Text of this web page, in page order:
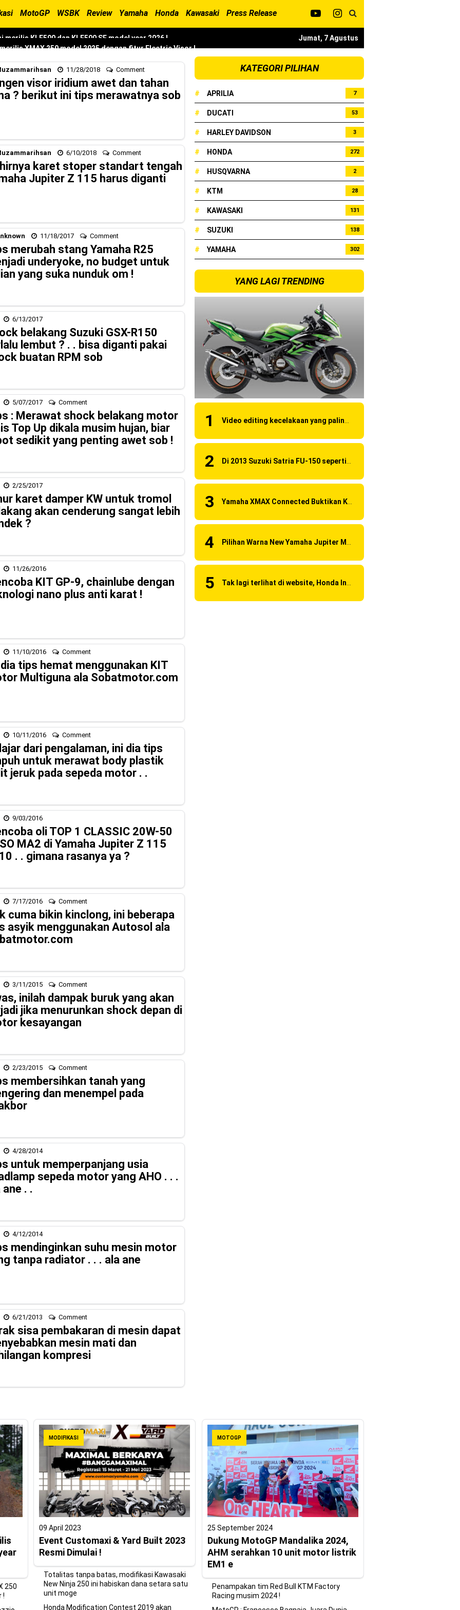
MotoGP WSBK Review Yamaha Honda Kawasaki Press Release
XMAX 250 model 2025 dengan fitur Electric Visor !
Grand Prix 2025 di menangkan oleh Robet B Simanullang dari kota
Prix Digelar, Lebih Dari 2 Dekade Komitmen Yamaha Cetak Teknisi
Beat 2025, warna lebih mewah !
Tangguh dan Fresh Siap Jelajah Petualangan Tanpa Batas
resmi dirilis untuk skutik Blue Core 125cc dengan mobilitas tinggi
Baru Fazzio Hybrid yang lebih Eye Catchy & Kece Abis
! Yamaha Indonesia Resmi perkenalkan Aerox Alpha 155 Turbo !
lahir, Aerox Turbo hanya tinggal menunggu waktu ?
New CBR 1000RR-R Fireblade 2025, harganya mantap !
2024, AHM serahkan 10 unit motor listrik EM1 e
Nmax 155 Turbo
Yamaha resmi merilis YZF-R1 dan YZF-R1M model 2025 !
Ninja ZX-25RR KRT Edition 2025
RC R, jagoan baru dari KTM !
2024, makin sangar !
Factory Racing musim 2024 !
Juara Dunia MotoGP musim 2023 !
2023 Anniversary Edition !
berhasil juara pertama dan perdana di tim LCR Honda !
R, Para Bikers Menikmati Indahnya Sore di Kota Medan
ZX-4RR 2023 yang cuma ada 2 dikota Medan !
2023 Resmi Dimulai !
KLE500 dan KLE500 SE model year 2026 !
Jumat, 7 Agustus
11/28/2018 Comment
visor iridium awet dan tahan
? berikut ini tips merawatnya sob
6/10/2018 Comment
karet stoper standart tengah
Jupiter Z 115 harus diganti
11/18/2017 Comment
merubah stang Yamaha R25
underyoke, no budget untuk
yang suka nunduk om !
6/13/2017
belakang Suzuki GSX-R150
lembut ? . . bisa diganti pakai
buatan RPM sob
5/07/2017 Comment
: Merawat shock belakang motor
Top Up dikala musim hujan, biar
sedikit yang penting awet sob !
2/25/2017
karet damper KW untuk tromol
akan cenderung sangat lebih
?
11/26/2016
KIT GP-9, chainlube dengan
nano plus anti karat !
11/10/2016 Comment
tips hemat menggunakan KIT
Multiguna ala Sobatmotor.com
10/11/2016 Comment
dari pengalaman, ini dia tips
untuk merawat body plastik
jeruk pada sepeda motor . .
9/03/2016
oli TOP 1 CLASSIC 20W-50
MA2 di Yamaha Jupiter Z 115
. . gimana rasanya ya ?
7/17/2016 Comment
cuma bikin kinclong, ini beberapa
asyik menggunakan Autosol ala
3/11/2015 Comment
inilah dampak buruk yang akan
jika menurunkan shock depan di
kesayangan
2/23/2015 Comment
membersihkan tanah yang
dan menempel pada
4/28/2014
untuk memperpanjang usia
sepeda motor yang AHO . . .
ane . .
4/12/2014
mendinginkan suhu mesin motor
tanpa radiator . . . ala ane
6/21/2013 Comment
sisa pembakaran di mesin dapat
mesin mati dan
kompresi
KATEGORI PILIHAN
# APRILIA 7
# DUCATI 53
# HARLEY DAVIDSON 3
# HONDA 272
# HUSQVARNA 2
# KTM 28
# KAWASAKI 131
# SUZUKI 138
# YAMAHA 302
YANG LAGI TRENDING
250
!
MODIFIKASI
09 April 2023
Event Customaxi & Yard Built 2023
Resmi Dimulai !
Totalitas tanpa batas, modifikasi Kawasaki
New Ninja 250 ini habiskan dana setara satu
unit moge
Honda Modification Contest 2019 akan
MOTOGP
25 September 2024
Dukung MotoGP Mandalika 2024,
AHM serahkan 10 unit motor listrik
EM1 e
Penampakan tim Red Bull KTM Factory
Racing musim 2024 !